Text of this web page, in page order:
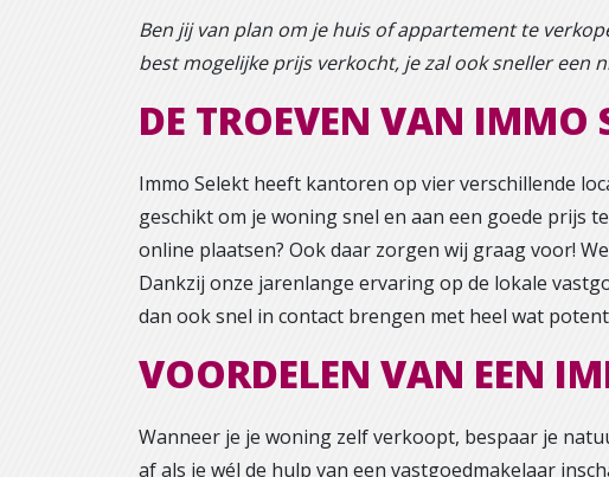
Ben jij van plan om je huis of appartement te
best mogelijke prijs verkocht, je zal ook sneller een
DE TROEVEN VAN IMMO
Immo Selekt heeft kantoren op vier verschillende
geschikt om je woning snel en aan een goede prijs
online plaatsen? Ook daar zorgen wij graag voor!
Dankzij onze jarenlange ervaring op de lokale
dan ook snel in contact brengen met heel wat
VOORDELEN VAN EEN
Wanneer je je woning zelf verkoopt, bespaar je
af als je wél de hulp van een vastgoedmakelaar